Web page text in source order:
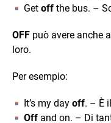
Get off the bus. –
OFF può avere anche
loro.
Per esempio:
It’s my day off. – È
Off and on. – Di